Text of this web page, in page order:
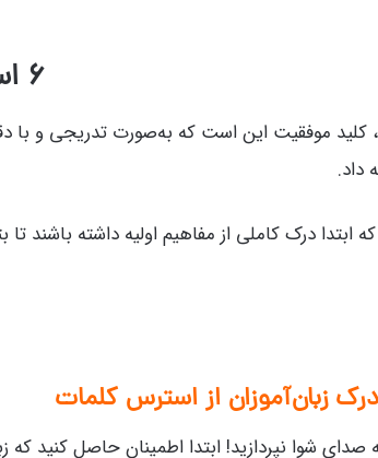
۶ استراتژی مفید برای آموزش صدای شوا
موفقیت این است که به‌صورت تدریجی و با
داد.
که ابتدا درک کاملی از مفاهیم اولیه داشته باشند
زبان‌آموزان از استرس کلمات
صدای شوا نپردازید! ابتدا اطمینان حاصل کنید که